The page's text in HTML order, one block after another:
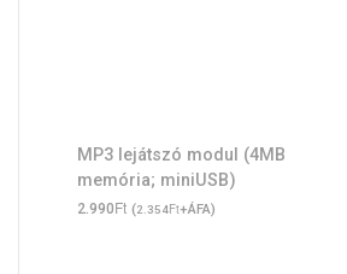
MP3 lejátszó modul (4MB
memória; miniUSB)
2.990Ft (2.354Ft+ÁFA)